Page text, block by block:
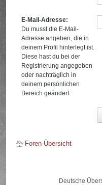
E-Mail-Adresse:
Du musst die E-Mail-
Adresse angeben, die in
deinem Profil hinterlegt ist.
Diese hast du bei der
Registrierung angegeben
oder nachträglich in
deinem persönlichen
Bereich geändert.
Foren-Übersicht
Deutsche